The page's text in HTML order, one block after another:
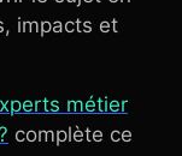
impacts et
métier
complète ce